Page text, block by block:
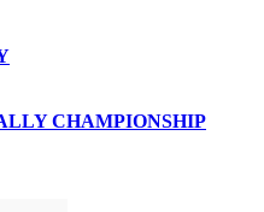
CHAMPIONSHIP